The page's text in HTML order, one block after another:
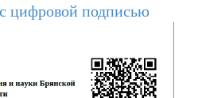
цифровой подписью